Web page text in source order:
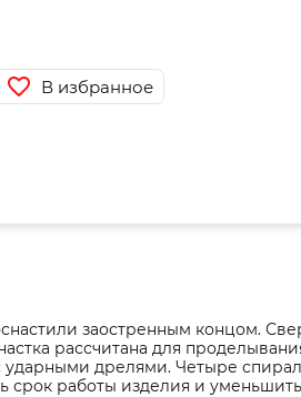
В избранное
заостренным концом.
рассчитана для
дрелями. Четыре
срок работы изделия и